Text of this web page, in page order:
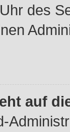
des
auf